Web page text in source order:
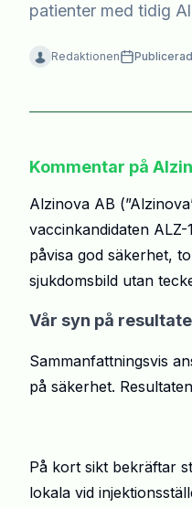
patienter med tidig
Redaktionen
Kommentar på
Alzinova AB (”Alzinova
vaccinkandidaten
påvisa god säkerhet,
sjukdomsbild utan
Vår syn på
Sammanfattningsvis
på säkerhet.
På kort sikt bekräftar
lokala vid